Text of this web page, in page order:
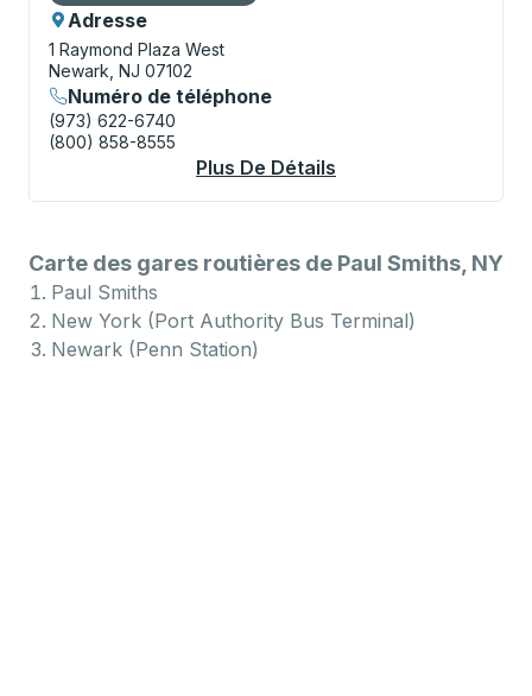
Adresse
1 Raymond Plaza West
Newark, NJ 07102
Numéro de téléphone
(973) 622-6740
(800) 858-8555
Plus De Détails
Carte des gares routières de Paul Smiths, NY
Paul Smiths
New York (Port Authority Bus Terminal)
Newark (Penn Station)